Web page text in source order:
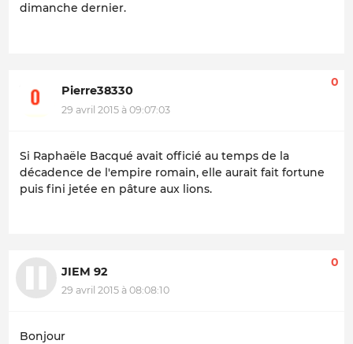
dimanche dernier.
Pierre38330
29 avril 2015 à 09:07:03
0
Si Raphaële Bacqué avait officié au temps de la
décadence de l'empire romain, elle aurait fait fortune
puis fini jetée en pâture aux lions.
JIEM 92
29 avril 2015 à 08:08:10
0
Bonjour